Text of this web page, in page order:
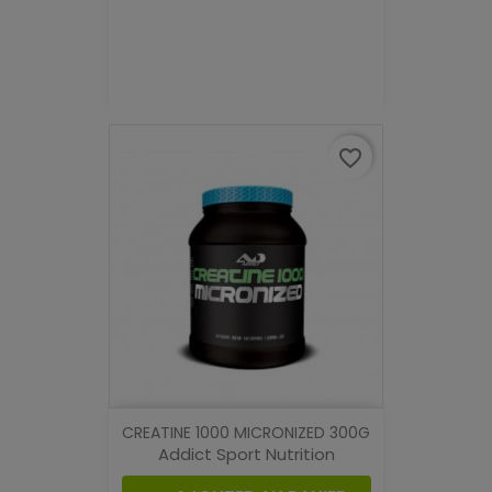
CREATINE 1000 MICRONIZED 300G
Addict Sport Nutrition
favorite_border